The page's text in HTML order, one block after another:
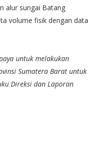
alur sungai Batang
volume fisik dengan data
untuk melakukan
Sumatera Barat untuk
Direksi dan Laporan